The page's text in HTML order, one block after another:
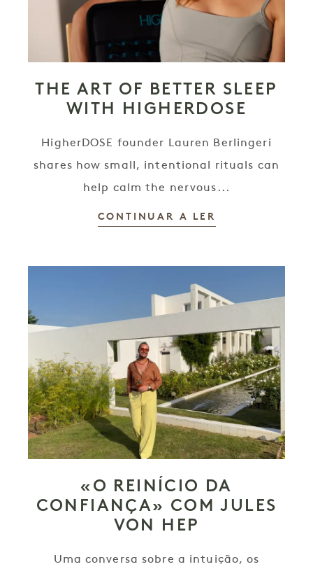
THE ART OF BETTER SLEEP
WITH HIGHERDOSE
HigherDOSE founder Lauren Berlingeri
shares how small, intentional rituals can
help calm the nervous...
CONTINUAR A LER
«O REINÍCIO DA
CONFIANÇA» COM JULES
VON HEP
Uma conversa sobre a intuição, os